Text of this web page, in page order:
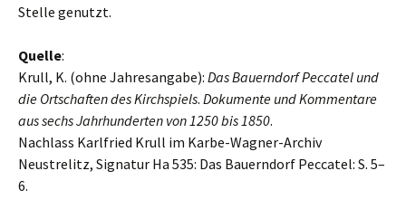
Stelle genutzt.
Quelle:
Krull, K. (ohne Jahresangabe): Das Bauerndorf Peccatel und
die Ortschaften des Kirchspiels. Dokumente und Kommentare
aus sechs Jahrhunderten von 1250 bis 1850.
Nachlass Karlfried Krull im Karbe-Wagner-Archiv
Neustrelitz, Signatur Ha 535: Das Bauerndorf Peccatel: S. 5–
6.